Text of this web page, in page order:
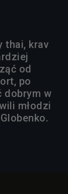
thai, krav
od
po
dobrym w
młodzi